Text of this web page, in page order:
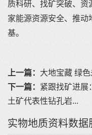
质科研、找矿突破、
家能源资源安全、推
基。
上一篇： 大地宝藏 绿
下一篇： 紧跟找矿进展
土矿代表性钻孔岩...
实物地质资料数据